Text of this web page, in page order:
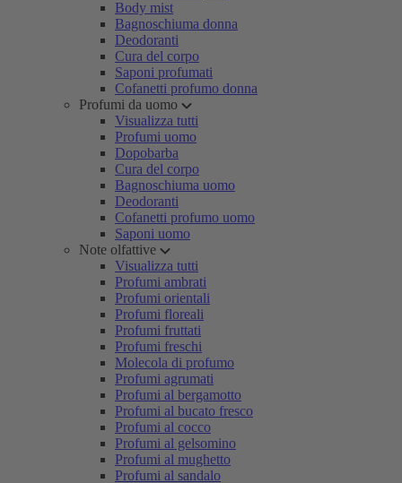
Body mist
Bagnoschiuma donna
Deodoranti
Cura del corpo
Saponi profumati
Cofanetti profumo donna
Profumi da uomo
Visualizza tutti
Profumi uomo
Dopobarba
Cura del corpo
Bagnoschiuma uomo
Deodoranti
Cofanetti profumo uomo
Saponi uomo
Note olfattive
Visualizza tutti
Profumi ambrati
Profumi orientali
Profumi floreali
Profumi fruttati
Profumi freschi
Molecola di profumo
Profumi agrumati
Profumi al bergamotto
Profumi al bucato fresco
Profumi al cocco
Profumi al gelsomino
Profumi al mughetto
Profumi al sandalo